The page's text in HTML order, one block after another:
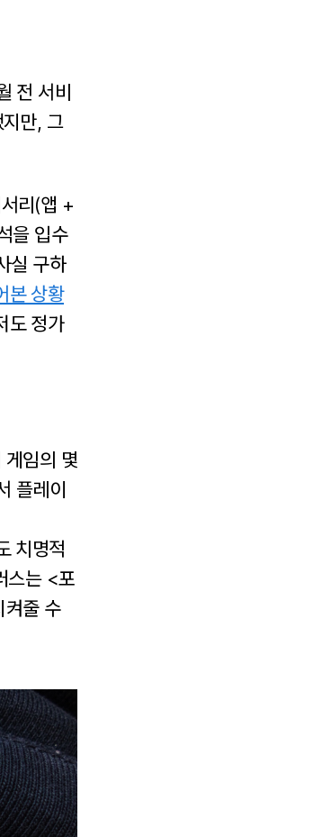
전 서비
만, 그
리(앱 +
을 입수
실 구하
본 상황
도 정가
게임의 몇
플레이
치명적
스는 <포
켜줄 수